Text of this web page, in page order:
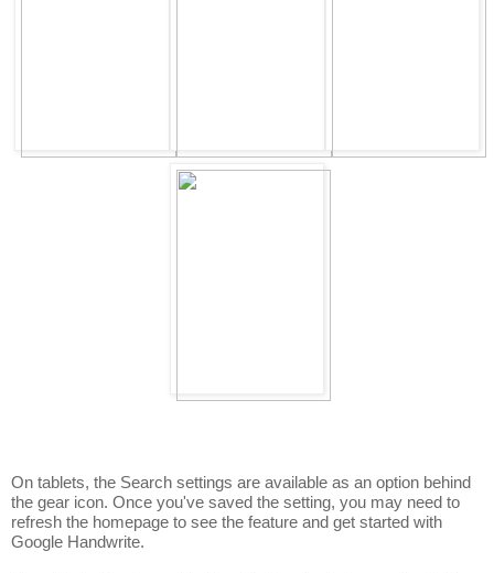
On tablets, the Search settings are available as an option behind
the gear icon. Once you've saved the setting, you may need to
refresh the homepage to see the feature and get started with
Google Handwrite.